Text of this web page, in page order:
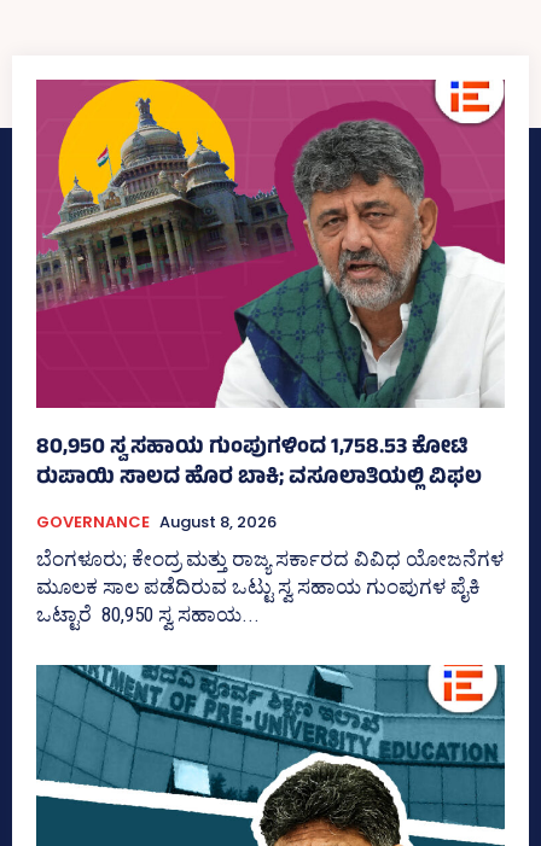
80,950 ಸ್ವ ಸಹಾಯ ಗುಂಪುಗಳಿಂದ 1,758.53 ಕೋಟಿ
ರುಪಾಯಿ ಸಾಲದ ಹೊರ ಬಾಕಿ; ವಸೂಲಾತಿಯಲ್ಲಿ ವಿಫಲ
GOVERNANCE August 8, 2026
ಬೆಂಗಳೂರು; ಕೇಂದ್ರ ಮತ್ತು ರಾಜ್ಯ ಸರ್ಕಾರದ ವಿವಿಧ ಯೋಜನೆಗಳ
ಮೂಲಕ ಸಾಲ ಪಡೆದಿರುವ ಒಟ್ಟು ಸ್ವ ಸಹಾಯ ಗುಂಪುಗಳ ಪೈಕಿ
ಒಟ್ಟಾರೆ 80,950 ಸ್ವ ಸಹಾಯ...